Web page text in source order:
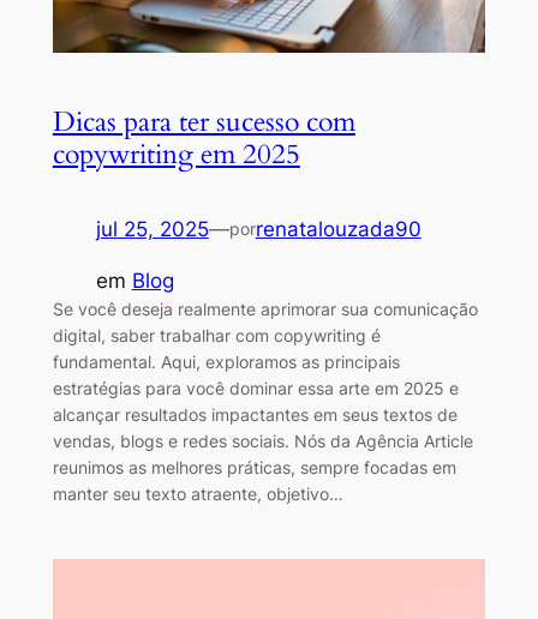
Dicas para ter sucesso com
copywriting em 2025
jul 25, 2025—porrenatalouzada90
em Blog
Se você deseja realmente aprimorar sua comunicação
digital, saber trabalhar com copywriting é
fundamental. Aqui, exploramos as principais
estratégias para você dominar essa arte em 2025 e
alcançar resultados impactantes em seus textos de
vendas, blogs e redes sociais. Nós da Agência Article
reunimos as melhores práticas, sempre focadas em
manter seu texto atraente, objetivo…